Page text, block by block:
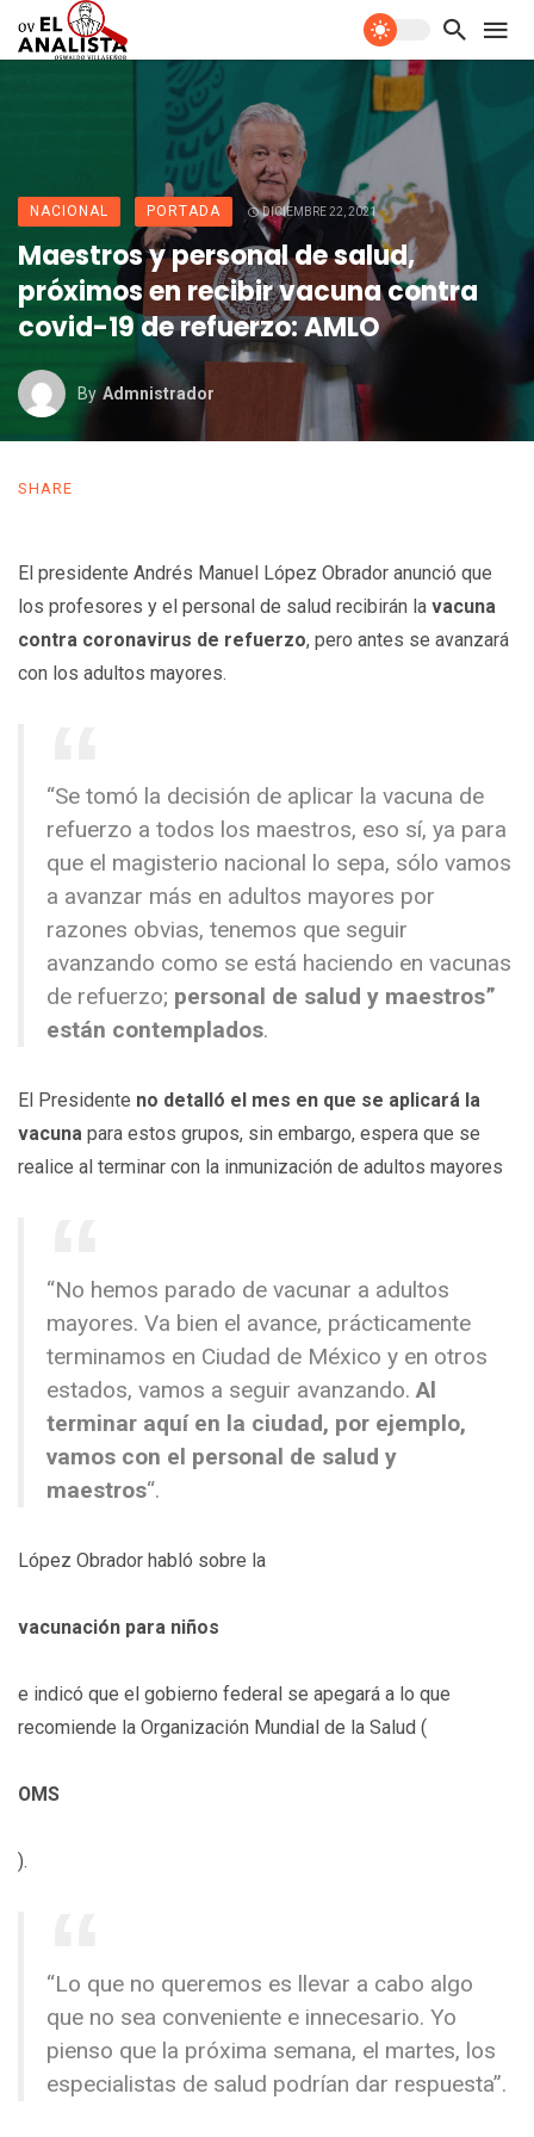
NACIONAL PORTADA DICIEMBRE 22, 2021
Maestros y personal de salud,
próximos en recibir vacuna contra
covid-19 de refuerzo: AMLO
By Admnistrador
SHARE
El presidente Andrés Manuel López Obrador anunció que
los profesores y el personal de salud recibirán la vacuna
contra coronavirus de refuerzo, pero antes se avanzará
con los adultos mayores.
“Se tomó la decisión de aplicar la vacuna de
refuerzo a todos los maestros, eso sí, ya para
que el magisterio nacional lo sepa, sólo vamos
a avanzar más en adultos mayores por
razones obvias, tenemos que seguir
avanzando como se está haciendo en vacunas
de refuerzo; personal de salud y maestros”
están contemplados.
El Presidente no detalló el mes en que se aplicará la
vacuna para estos grupos, sin embargo, espera que se
realice al terminar con la inmunización de adultos mayores
“No hemos parado de vacunar a adultos
mayores. Va bien el avance, prácticamente
terminamos en Ciudad de México y en otros
estados, vamos a seguir avanzando.Al
terminar aquí en la ciudad, por ejemplo,
vamos con el personal de salud y
maestros“.
López Obrador habló sobre la
vacunación para niños
e indicó que el gobierno federal se apegará a lo que
recomiende la Organización Mundial de la Salud (
OMS
).
“Lo que no queremos es llevar a cabo algo
que no sea conveniente e innecesario. Yo
pienso que la próxima semana, el martes, los
especialistas de salud podrían dar respuesta”.